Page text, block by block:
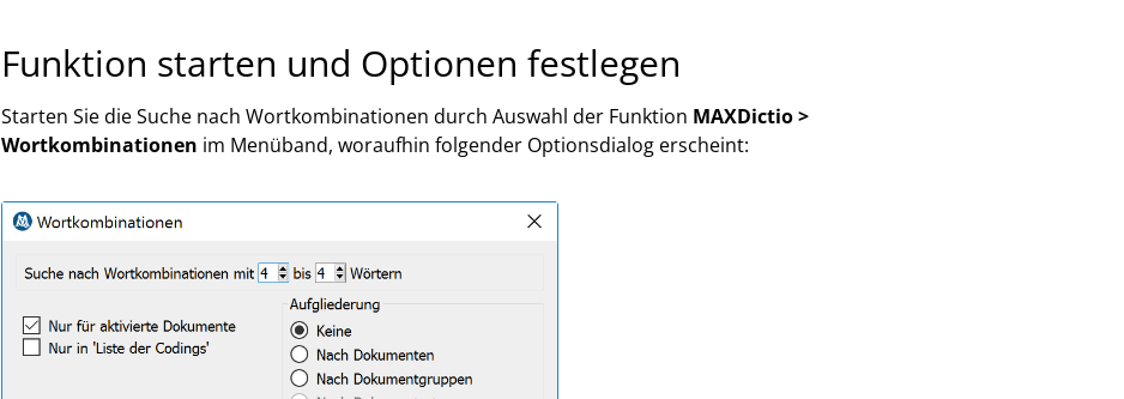
Funktion starten und Optionen festlegen
Starten Sie die Suche nach Wortkombinationen durch Auswahl der Funktion MAXDictio >
Wortkombinationen im Menüband, woraufhin folgender Optionsdialog erscheint: